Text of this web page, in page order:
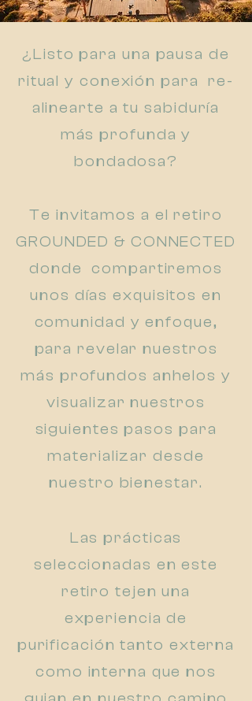
¿Listo para una pausa de
ritual y conexión para re-
alinearte a tu sabiduría
más profunda y
bondadosa?
Te invitamos a el retiro
GROUNDED & CONNECTED
donde compartiremos
unos días exquisitos en
comunidad y enfoque,
para revelar nuestros
más profundos anhelos y
visualizar nuestros
siguientes pasos para
materializar desde
nuestro bienestar.
Las prácticas
seleccionadas en este
retiro tejen una
experiencia de
purificación tanto externa
como interna que nos